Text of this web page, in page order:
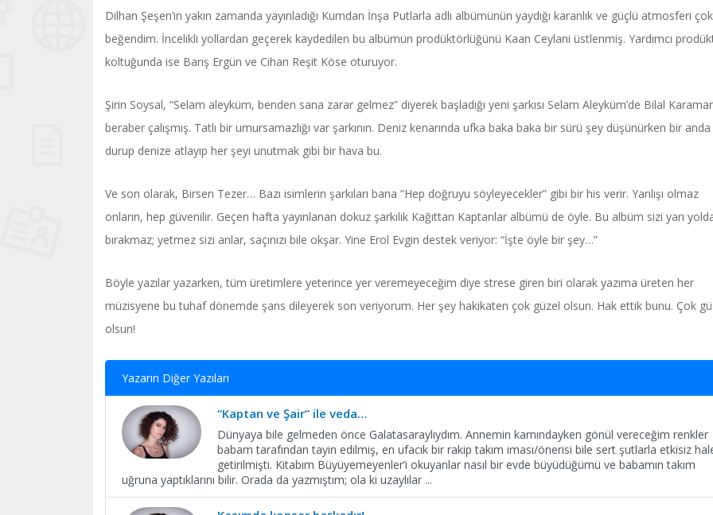
Dilhan Şeşen’in yakın zamanda yayınladığı Kumdan İnşa Putlarla adlı albümünün yaydığı karanlık ve güçlü atmosferi çok
beğendim. İncelikli yollardan geçerek kaydedilen bu albümün prodüktörlüğünü Kaan Ceylani üstlenmiş. Yardımcı
koltuğunda ise Barış Ergün ve Cihan Reşit Köse oturuyor.
Şirin Soysal, “Selam aleyküm, benden sana zarar gelmez” diyerek başladığı yeni şarkısı Selam Aleyküm’de Bilal
beraber çalışmış. Tatlı bir umursamazlığı var şarkının. Deniz kenarında ufka baka baka bir sürü şey düşünürken bir anda
durup denize atlayıp her şeyi unutmak gibi bir hava bu.
Ve son olarak, Birsen Tezer… Bazı isimlerin şarkıları bana “Hep doğruyu söyleyecekler” gibi bir his verir. Yanlışı olmaz
onların, hep güvenilir. Geçen hafta yayınlanan dokuz şarkılık Kağıttan Kaptanlar albümü de öyle. Bu albüm sizi yarı
bırakmaz; yetmez sizi anlar, saçınızı bile okşar. Yine Erol Evgin destek veriyor: “İşte öyle bir şey…”
Böyle yazılar yazarken, tüm üretimlere yeterince yer veremeyeceğim diye strese giren biri olarak yazıma üreten her
müzisyene bu tuhaf dönemde şans dileyerek son veriyorum. Her şey hakikaten çok güzel olsun. Hak ettik bunu. Çok
olsun!
Yazarın Diğer Yazıları
“Kaptan ve Şair” ile veda…
Dünyaya bile gelmeden önce Galatasaraylıydım. Annemin karnındayken gönül vereceğim renkler
babam tarafından tayin edilmiş, en ufacık bir rakip takım iması/önerisi bile sert şutlarla etkisiz
getirilmişti. Kitabım Büyüyemeyenler’i okuyanlar nasıl bir evde büyüdüğümü ve babamın takım
uğruna yaptıklarını bilir. Orada da yazmıştım; ola ki uzaylılar ...